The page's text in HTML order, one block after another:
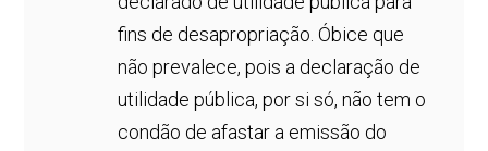
fins de desapropriação. Óbice que
não prevalece, pois a declaração de
utilidade pública, por si só, não tem o
condão de afastar a emissão do